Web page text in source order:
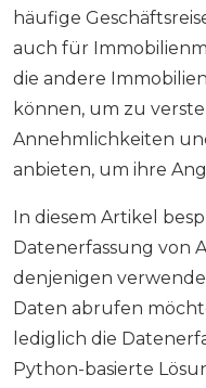
häufige
auch für
die andere
können, um zu
Annehmlichkeiten
anbieten, um ihre
In diesem Artikel
Datenerfassung von
denjenigen
Daten abrufen
lediglich die
Python-basierte